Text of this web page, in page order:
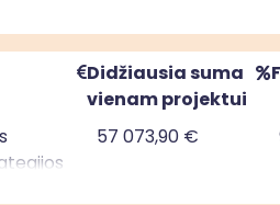
Didžiausia suma
vienam projektui
57 073,90 €